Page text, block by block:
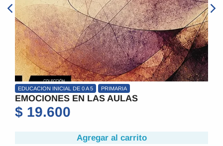
EDUCACION INICIAL DE 0 A 5 PRIMARIA
EMOCIONES EN LAS AULAS
$ 19.600
Agregar al carrito